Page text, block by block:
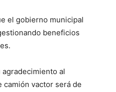
el gobierno municipal
beneficios
al
camión vactor será de